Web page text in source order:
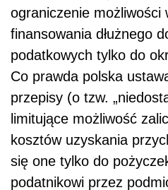
ograniczenie możliwości
finansowania dłużnego
podatkowych tylko do
Co prawda polska
przepisy (o tzw.
limitujące możliwość
kosztów uzyskania
się one tylko do
podatnikowi przez